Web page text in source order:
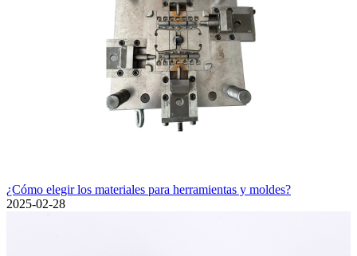
¿Cómo elegir los materiales para herramientas y moldes?
2025-02-28